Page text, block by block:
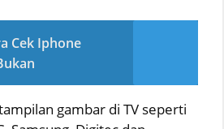
Cek Iphone
gambar di TV seperti